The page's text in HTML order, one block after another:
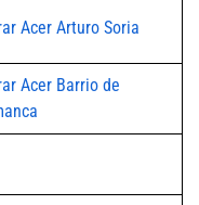
Acer Arturo Soria
Acer Barrio de